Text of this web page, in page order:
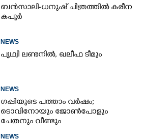
ബൻസാലി-ധനുഷ് ചിത്രത്തിൽ കരീന
കപൂർ
NEWS
പൃഥ്വി ലണ്ടനിൽ, ഖലീഫ ടീമും
NEWS
ഗപ്പിയുടെ പത്താം വർഷം;​
ടൊവിനോയും ജോൺപോളും
ചേതനും വീണ്ടും
NEWS
×
Share this link